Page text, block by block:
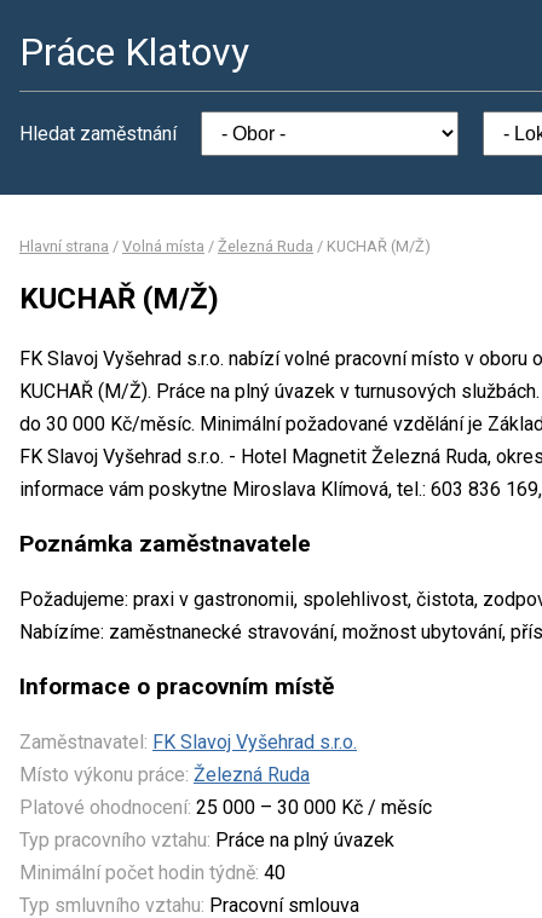
Práce Klatovy
Hledat zaměstnání
Hlavní strana / Volná místa / Železná Ruda / KUCHAŘ (M/Ž)
KUCHAŘ (M/Ž)
FK Slavoj Vyšehrad s.r.o. nabízí volné pracovní místo v oboru
KUCHAŘ (M/Ž). Práce na plný úvazek v turnusových
do 30 000 Kč/měsíc. Minimální požadované vzdělání je
FK Slavoj Vyšehrad s.r.o. - Hotel Magnetit Železná Ruda,
informace vám poskytne Miroslava Klímová, tel.: 603 836
Poznámka zaměstnavatele
Požadujeme: praxi v gastronomii, spolehlivost, čistota,
Nabízíme: zaměstnanecké stravování, možnost ubytování,
Informace o pracovním místě
Zaměstnavatel: FK Slavoj Vyšehrad s.r.o.
Místo výkonu práce: Železná Ruda
Platové ohodnocení: 25 000 – 30 000 Kč / měsíc
Typ pracovního vztahu: Práce na plný úvazek
Minimální počet hodin týdně: 40
Typ smluvního vztahu: Pracovní smlouva